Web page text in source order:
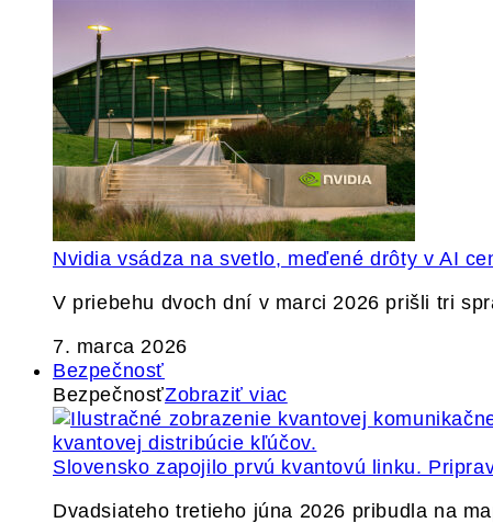
Nvidia vsádza na svetlo, meďené drôty v AI
V priebehu dvoch dní v marci 2026 prišli tri
7. marca 2026
Bezpečnosť
BezpečnosťZobraziť viac
Slovensko zapojilo prvú kvantovú linku.
Dvadsiateho tretieho júna 2026 pribudla na